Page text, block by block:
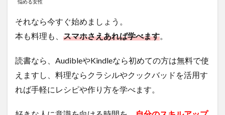
悩める女性
それなら今すぐ始めましょう。
本も料理も、 スマホさえあれば学べます
読書なら、AudibleやKindleなら初めての方は無料で使
えますし、料理ならクラシルやクックバッドを活用す
れば手軽にレシピや作り方を学べます。